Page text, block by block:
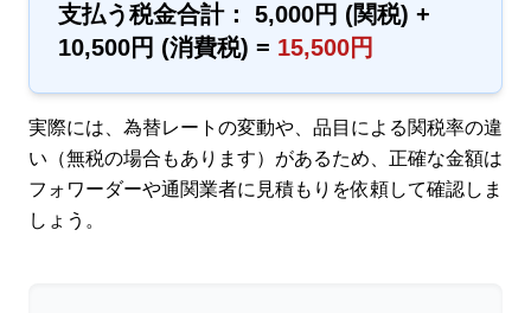
支払う税金合計： 5,000円 (関税) +
10,500円 (消費税) = 15,500円
実際には、為替レートの変動や、品目による関税率の違
い（無税の場合もあります）があるため、正確な金額は
フォワーダーや通関業者に見積もりを依頼して確認しま
しょう。